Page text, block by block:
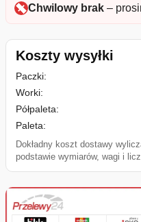
Chwilowy brak –
Koszty wysyłki
Paczki:
Worki:
Półpaleta:
Paleta:
Dokładny koszt dostawy
podstawie wymiarów, wagi i